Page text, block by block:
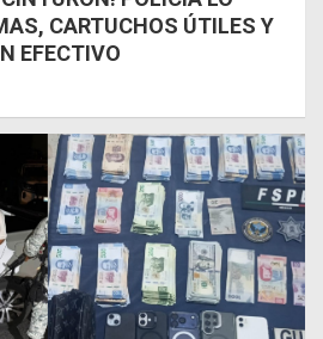
CARTUCHOS ÚTILES Y
EFECTIVO